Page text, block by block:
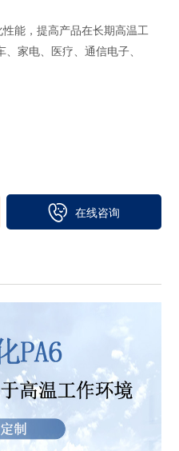
能，提高产品在长期高温工
家电、医疗、通信电子、
在线咨询